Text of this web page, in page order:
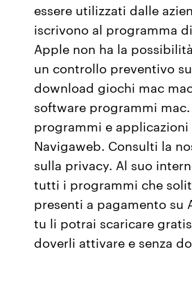
essere utilizzati dalle
iscrivono al programma
Apple non ha la
un controllo preventivo
download giochi mac
software programmi
programmi e applicazioni
Navigaweb. Consulti la
sulla privacy. Al suo
tutti i programmi che
presenti a pagamento su
tu li potrai scaricare
doverli attivare e senza